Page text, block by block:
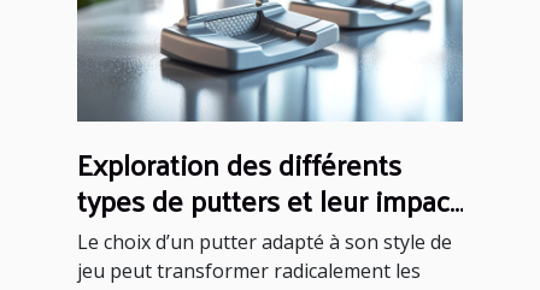
Exploration des différents
types de putters et leur impact
sur votre performance
Le choix d’un putter adapté à son style de
jeu peut transformer radicalement les